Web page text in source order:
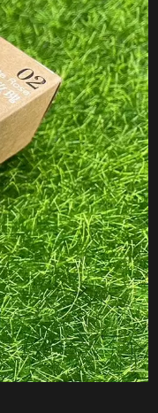
PP De Mão